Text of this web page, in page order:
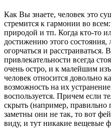
Как Вы знаете, человек это
стремится к гармонии во
природой и тп. Когда кто-то
достижению этого
огорчаться и
привлекательности всегда
очень остро, и к малейшим
человек относится довольно
возможность на их
воспользуется. Причем если
скрыть (например, правильно
заметны они не так, то вот
виду, и тут никакие вещевые